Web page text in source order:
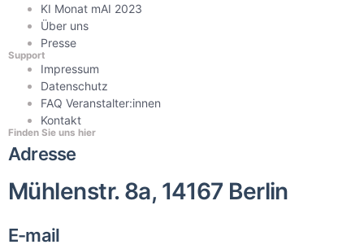
KI Monat mAI 2023
Über uns
Presse
Support
Impressum
Datenschutz
FAQ Veranstalter:innen
Kontakt
Finden Sie uns hier
Adresse
Mühlenstr. 8a, 14167 Berlin
E-mail